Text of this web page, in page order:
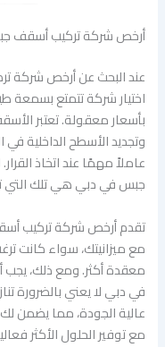
أرخص شركة تركيب أسقف
عند البحث عن أرخص شركة
اختيار شركة تتمتع بسمعة
بأسعار معقولة. تعتبر
وتجديد الأسطح الداخلية
عاملاً مهمًا عند اتخاذ
جبس في دبي هي تلك التي
تقدم أرخص شركة تركيب
مع ميزانيتك، سواء كانت
معقدة أكثر. ومع ذلك،
في دبي لا يعني بالضرورة
عالية الجودة، مما يضمن
مع توفير الحلول الأكثر